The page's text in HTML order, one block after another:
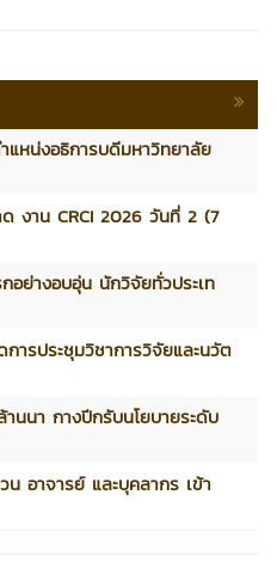
แหน่งอธิการบดีมหาวิทยาลัย
งาน CRCI 2026 วันที่ 2 (7
อย่างอบอุ่น นักวิจัยทั่วประเท
ารประชุมวิชาการวิจัยและนวัต
นนา กางปีกรับนโยบายระดับ
อาจารย์ และบุคลากร เข้า